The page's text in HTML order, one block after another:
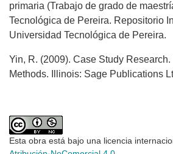
primaria (Trabajo de grado de
Tecnológica de Pereira. Repositorio
Universidad Tecnológica de Pereira.
Yin, R. (2009). Case Study
Methods. Illinois: Sage Publications
Esta obra está bajo una licencia